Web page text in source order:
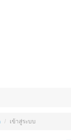
/ เข้าสู่ระบบ